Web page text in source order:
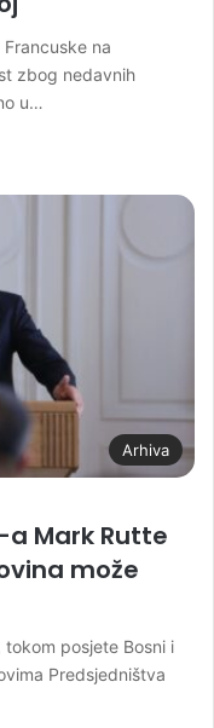
na
zbog nedavnih
u…
Arhiva
a Mark Rutte
može
tokom posjete Bosni i
Predsjedništva